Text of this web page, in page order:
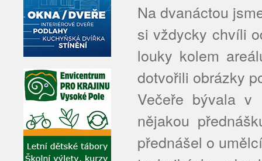
Na dvanáctou
si vždycky chvíli
louky kolem
dotvořili obrázky
Večeře bývala
nějakou
přednášel o